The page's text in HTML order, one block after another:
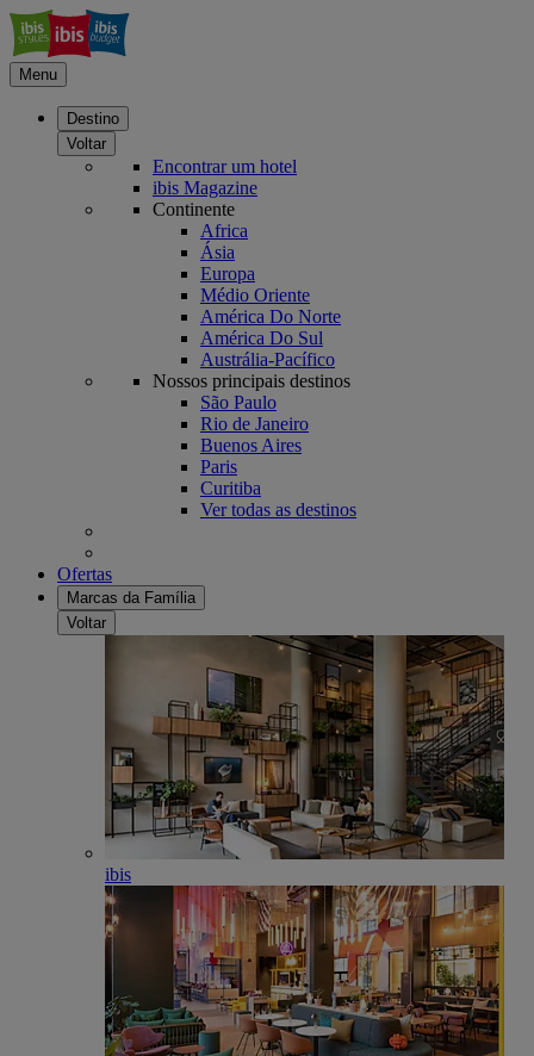
Menu
Destino
Voltar
Encontrar um hotel
ibis Magazine
Continente
Africa
Ásia
Europa
Médio Oriente
América Do Norte
América Do Sul
Austrália-Pacífico
Nossos principais destinos
São Paulo
Rio de Janeiro
Buenos Aires
Paris
Curitiba
Ver todas as destinos
Ofertas
Marcas da Família
Voltar
ibis